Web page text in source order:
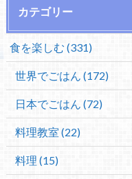
カテゴリー
食を楽しむ (331)
世界でごはん (172)
日本でごはん (72)
料理教室 (22)
料理 (15)